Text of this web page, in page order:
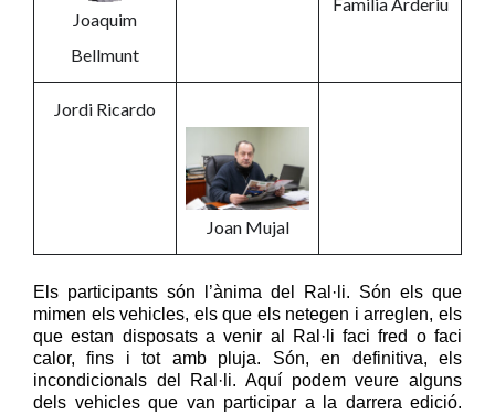
Joaquim
Bellmunt
Jordi Ricardo
Joan Mujal
Els participants són l’ànima del Ral·li. Són els que
mimen els vehicles, els que els netegen i arreglen, els
que estan disposats a venir al Ral·li faci fred o faci
calor, fins i tot amb pluja. Són, en definitiva, els
incondicionals del Ral·li. Aquí podem veure alguns
dels vehicles que van participar a la darrera edició.